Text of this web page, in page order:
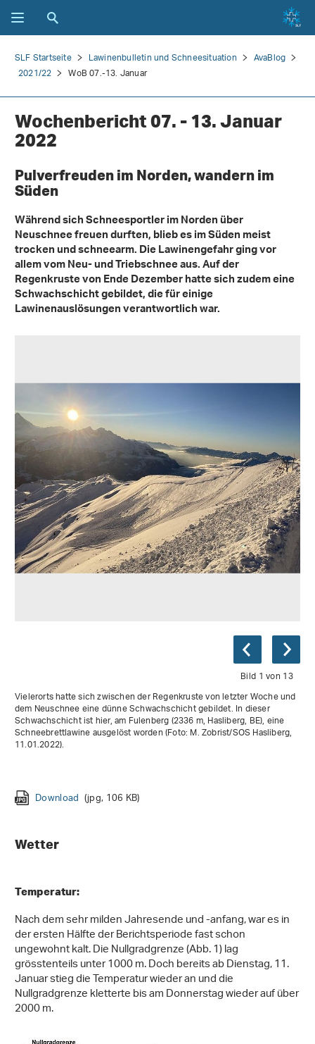
SLF Startseite Lawinenbulletin und Schneesituation
AvaBlog
2021/22
WoB 07.-13. Januar
Wochenbericht 07. - 13. Januar
2022
Pulverfreuden im Norden, wandern im
Süden
Während sich Schneesportler im Norden über
Neuschnee freuen durften, blieb es im Süden meist
trocken und schneearm. Die Lawinengefahr ging vor
allem vom Neu- und Triebschnee aus. Auf der
Regenkruste von Ende Dezember hatte sich zudem eine
Schwachschicht gebildet, die für einige
Lawinenauslösungen verantwortlich war.
Bild 1 von 13
Vielerorts hatte sich zwischen der Regenkruste von letzter Woche und
dem Neuschnee eine dünne Schwachschicht gebildet. In dieser
Schwachschicht ist hier, am Fulenberg (2336 m, Hasliberg, BE), eine
Schneebrettlawine ausgelöst worden (Foto: M. Zobrist/SOS Hasliberg,
11.01.2022).
Download (jpg, 106 KB)
Download (jpg, 44 KB)
Download (jpg, 227 KB)
Wetter
Temperatur:
Nach dem sehr milden Jahresende und -anfang, war es in
der ersten Hälfte der Berichtsperiode fast schon
ungewohnt kalt. Die Nullgradgrenze (Abb. 1) lag
grösstenteils unter 1000 m. Doch bereits ab Dienstag, 11.
Januar stieg die Temperatur wieder an und die
Nullgradgrenze kletterte bis am Donnerstag wieder auf über
2000 m.